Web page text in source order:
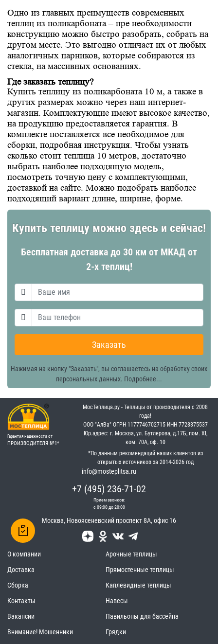
Одно из главных преимуществ современных
теплиц из поликарбоната – пре необходимости
конструкцию можно быстро разобрать, собрать на
другом месте. Это выгодно отличает их от любых
аналогичных парников, которые собираются из
стекла, на массивных основаниях.
Где заказать теплицу?
Купить теплицу из поликарбоната 10 м, а также в
других размерах можно через наш интернет-
магазин. Комплектующие имеют высокое качество,
на продукцию предоставляется гарантия. В
комплекте поставляется все необходимое для
сборки, подробная инструкция. Чтобы узнать
сколько стоит теплица 10 метров, достаточно
выбрать наиболее подходящую модель,
посмотреть точную цену с комплектующими,
доставкой на сайте. Можно подобрать наиболее
подходящий вариант длине, ширине, форме.
Купить теплицу можно здесь и сейчас!
Бесплатная доставка до 30 км от МКАД от
2-х теплиц!
Заказать
Нажимая на кнопку "Заказать", вы соглашаетесь на обработку своих
персональных данных. Подробнее...
Гарантия надежности от
ПРОИЗВОДИТЕЛЯ №1*
МосТеплица.ру - Теплицы от производителя с 2008
года!
OOO "АлВа" OГРН ‎1177746702715 ИНН ‎7728375537
Юр.адрес: г. Москва, ул. Бутлерова, д.17Б, пом. XI,
ком. 70А, оф. 10
*По данным рекомендаций наших клиентов из
открытых источников за 2014-2026 год
О компании
Доставка
Сборка
Контакты
Вакансии
Внимание! Мошенники
Арочные теплицы
Прямостенные теплицы
Каплевидные теплицы
Навесы
Павильоны для бассейна
Грядки
info@mosteplitsa.ru
+7 (495) 236-71-02
Прием звонков:
с 09:00 до 20:00
Москва, Новоясеневский проспект 8А, офис 16